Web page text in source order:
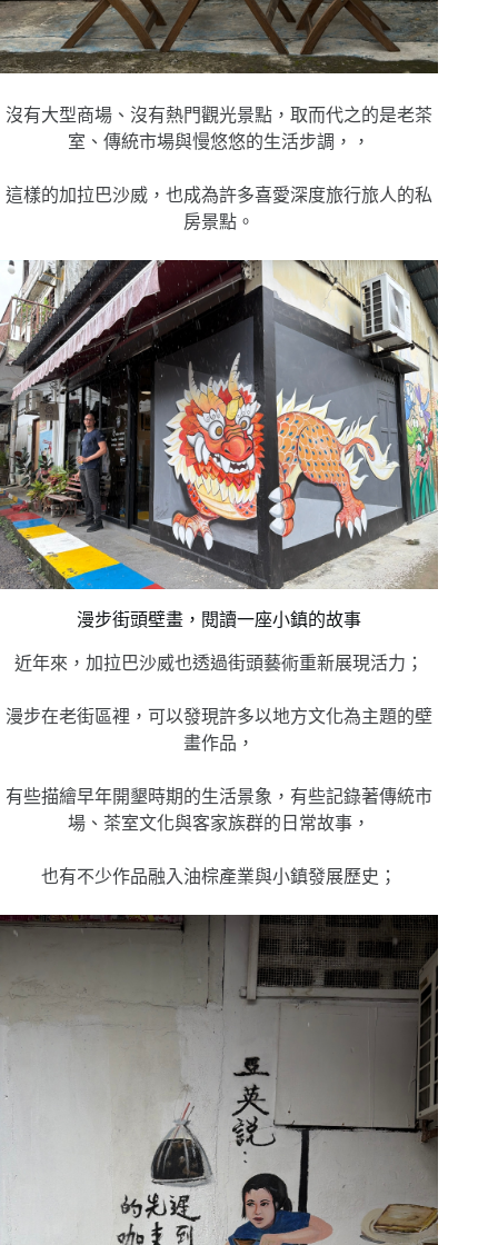
沒有大型商場、沒有熱門觀光景點，取而代之的是老茶
室、傳統市場與慢悠悠的生活步調，，
這樣的加拉巴沙威，也成為許多喜愛深度旅行旅人的私
房景點。
漫步街頭壁畫，閱讀一座小鎮的故事
近年來，加拉巴沙威也透過街頭藝術重新展現活力；
漫步在老街區裡，可以發現許多以地方文化為主題的壁
畫作品，
有些描繪早年開墾時期的生活景象，有些記錄著傳統市
場、茶室文化與客家族群的日常故事，
也有不少作品融入油棕產業與小鎮發展歷史；